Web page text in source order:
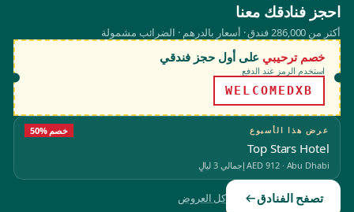
احجز فنادقك معنا
أكثر من 286,000 فندق · أسعار بالدرهم · الضرائب مشمولة
خصم ترحيبي على أول حجز فندقي
استخدم الرمز عند الدفع
WELCOMEDXB
عرض هذا الأسبوع 50% خصم
Top Stars Hotel
Abu Dhabi
·
AED 912إجمالي 3 ليالٍ
تصفح الفنادق كل العروض